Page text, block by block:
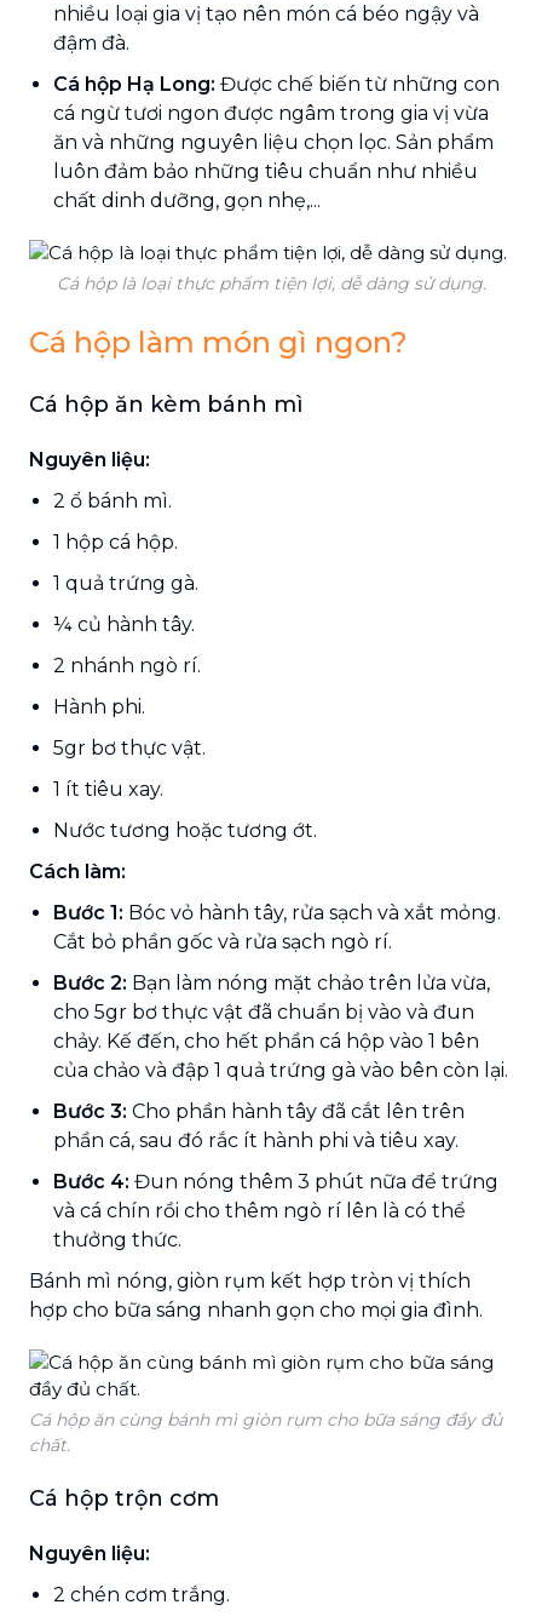
nhiều loại gia vị tạo nên món cá béo ngậy và
đậm đà.
Cá hộp Hạ Long: Được chế biến từ những con
cá ngừ tươi ngon được ngâm trong gia vị vừa
ăn và những nguyên liệu chọn lọc. Sản phẩm
luôn đảm bảo những tiêu chuẩn như nhiều
chất dinh dưỡng, gọn nhẹ,...
Cá hộp là loại thực phẩm tiện lợi, dễ dàng sử dụng.
Cá hộp làm món gì ngon?
Cá hộp ăn kèm bánh mì
Nguyên liệu:
2 ổ bánh mì.
1 hộp cá hộp.
1 quả trứng gà.
¼ củ hành tây.
2 nhánh ngò rí.
Hành phi.
5gr bơ thực vật.
1 ít tiêu xay.
Nước tương hoặc tương ớt.
Cách làm:
Bước 1: Bóc vỏ hành tây, rửa sạch và xắt mỏng.
Cắt bỏ phần gốc và rửa sạch ngò rí.
Bước 2: Bạn làm nóng mặt chảo trên lửa vừa,
cho 5gr bơ thực vật đã chuẩn bị vào và đun
chảy. Kế đến, cho hết phần cá hộp vào 1 bên
của chảo và đập 1 quả trứng gà vào bên còn lại.
Bước 3: Cho phần hành tây đã cắt lên trên
phần cá, sau đó rắc ít hành phi và tiêu xay.
Bước 4: Đun nóng thêm 3 phút nữa để trứng
và cá chín rồi cho thêm ngò rí lên là có thể
thưởng thức.
Bánh mì nóng, giòn rụm kết hợp tròn vị thích
hợp cho bữa sáng nhanh gọn cho mọi gia đình.
Cá hộp ăn cùng bánh mì giòn rụm cho bữa sáng đầy đủ
chất.
Cá hộp trộn cơm
Nguyên liệu:
2 chén cơm trắng.